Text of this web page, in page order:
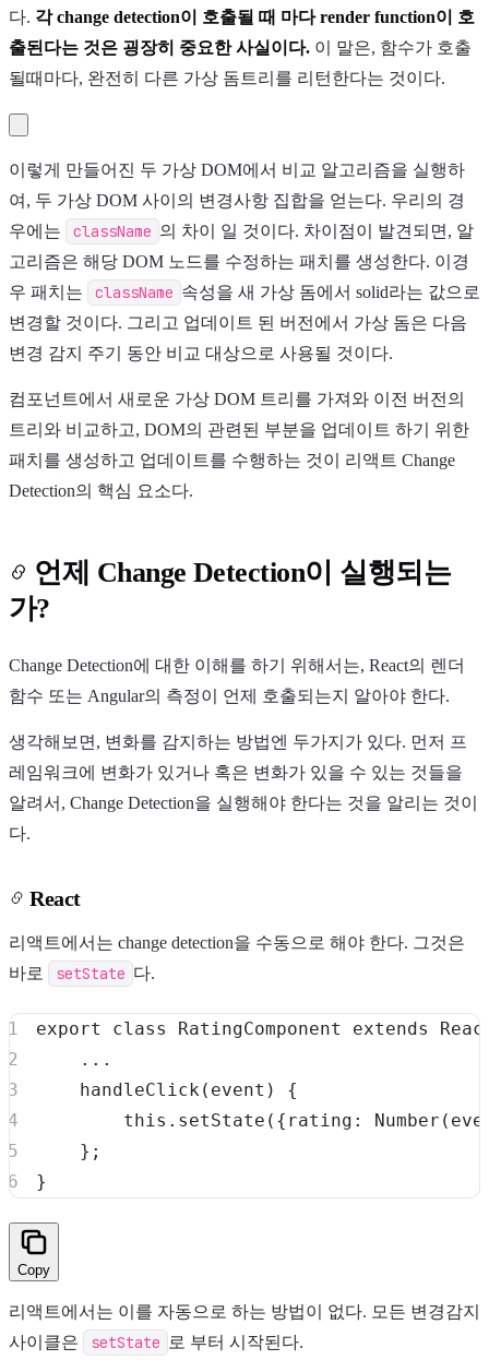
다. 각 change detection이 호출될 때 마다 render function이 호
출된다는 것은 굉장히 중요한 사실이다. 이 말은, 함수가 호출
될때마다, 완전히 다른 가상 돔트리를 리턴한다는 것이다.
이렇게 만들어진 두 가상 DOM에서 비교 알고리즘을 실행하
여, 두 가상 DOM 사이의 변경사항 집합을 얻는다. 우리의 경
우에는
className 의 차이 일 것이다. 차이점이 발견되면, 알
고리즘은 해당 DOM 노드를 수정하는 패치를 생성한다. 이경
우 패치는
className 속성을 새 가상 돔에서 solid라는 값으로
변경할 것이다. 그리고 업데이트 된 버전에서 가상 돔은 다음
변경 감지 주기 동안 비교 대상으로 사용될 것이다.
컴포넌트에서 새로운 가상 DOM 트리를 가져와 이전 버전의
트리와 비교하고, DOM의 관련된 부분을 업데이트 하기 위한
패치를 생성하고 업데이트를 수행하는 것이 리액트 Change
Detection의 핵심 요소다.
언제 Change Detection이 실행되는
가?
Change Detection에 대한 이해를 하기 위해서는, React의 렌더
함수 또는 Angular의 측정이 언제 호출되는지 알아야 한다.
생각해보면, 변화를 감지하는 방법엔 두가지가 있다. 먼저 프
레임워크에 변화가 있거나 혹은 변화가 있을 수 있는 것들을
알려서, Change Detection을 실행해야 한다는 것을 알리는 것이
다.
React
리액트에서는 change detection을 수동으로 해야 한다. 그것은
바로
setState 다.
export class RatingComponent extends
...
handleClick ( event )
{
this . setState ( { rating : Number (
} ;
}
Copy
리액트에서는 이를 자동으로 하는 방법이 없다. 모든 변경감지
사이클은
setState 로 부터 시작된다.